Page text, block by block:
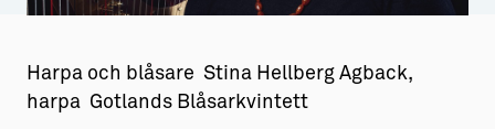
Almedalsveckan
Allt om livet på Ön
Harpa och blåsare Stina Hellberg Agback,
harpa Gotlands Blåsarkvintett